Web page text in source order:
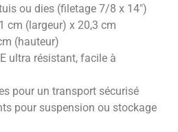
ou dies (filetage 7/8 x 14″)
cm (largeur) x 20,3 cm
(hauteur)
ultra résistant, facile à
pour un transport sécurisé
pour suspension ou stockage